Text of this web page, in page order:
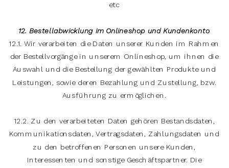
etc
12. Bestellabwicklung im Onlineshop und Kundenkonto
12.1. Wir verarbeiten die Daten unserer Kunden im Rahmen
der Bestellvorgänge in unserem Onlineshop, um ihnen die
Auswahl und die Bestellung der gewählten Produkte und
Leistungen, sowie deren Bezahlung und Zustellung, bzw.
Ausführung zu ermöglichen.
12.2. Zu den verarbeiteten Daten gehören Bestandsdaten,
Kommunikationsdaten, Vertragsdaten, Zahlungsdaten und
zu den betroffenen Personen unsere Kunden,
Interessenten und sonstige Geschäftspartner. Die